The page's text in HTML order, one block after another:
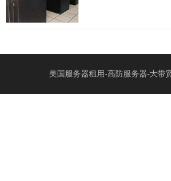
美国服务器租用-高防服务器-大带